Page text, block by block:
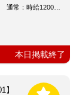
円～＋交通費全額支給
本日掲載終了